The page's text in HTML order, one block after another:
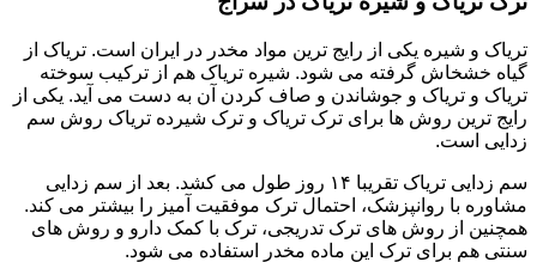
تریاک و شیره یکی از رایج ترین مواد مخدر در ایران است. تریاک از
گیاه خشخاش گرفته می شود. شیره تریاک هم از ترکیب سوخته
تریاک و تریاک و جوشاندن و صاف کردن آن به دست می آید. یکی از
رایج ترین روش ها برای ترک تریاک و ترک شیرده تریاک روش سم
زدایی است.
سم زدایی تریاک تقریبا ۱۴ روز طول می کشد. بعد از سم زدایی
مشاوره با روانپزشک، احتمال ترک موفقیت آمیز را بیشتر می کند.
همچنین از روش های ترک تدریجی، ترک با کمک دارو و روش های
سنتی هم برای ترک این ماده مخدر استفاده می شود.